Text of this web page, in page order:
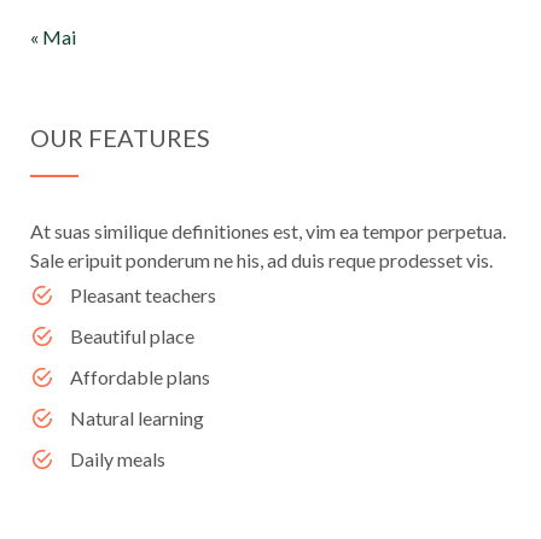
« Mai
OUR FEATURES
At suas similique definitiones est, vim ea tempor perpetua.
Sale eripuit ponderum ne his, ad duis reque prodesset vis.
Pleasant teachers
Beautiful place
Affordable plans
Natural learning
Daily meals